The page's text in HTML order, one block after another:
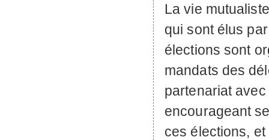
La vie
qui sont élus
élections sont
mandats des
partenariat
encourageant
ces élections,